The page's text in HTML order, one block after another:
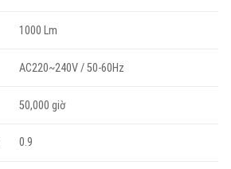
1000 Lm
AC220~240V / 50-60Hz
50,000 giờ
0.9